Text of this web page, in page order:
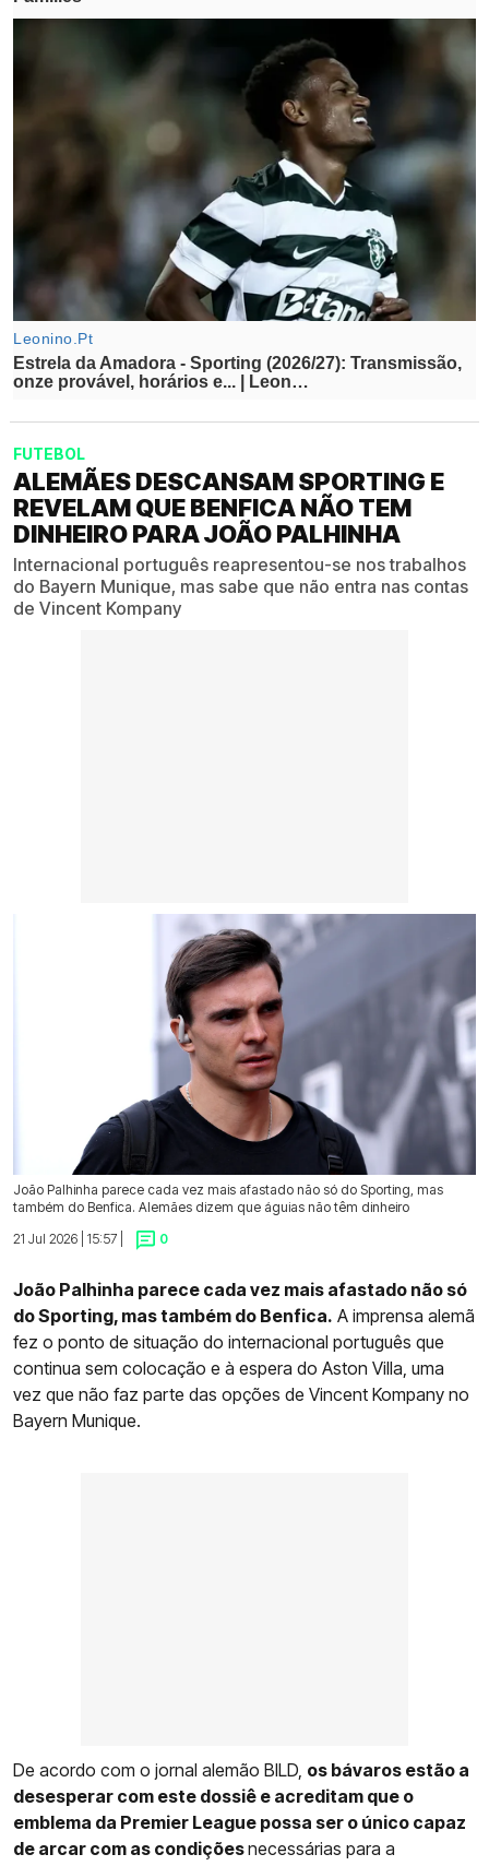
FUTEBOL
ALEMÃES DESCANSAM SPORTING E
REVELAM QUE BENFICA NÃO TEM
DINHEIRO PARA JOÃO PALHINHA
Internacional português reapresentou-se nos trabalhos
do Bayern Munique, mas sabe que não entra nas contas
de Vincent Kompany
João Palhinha parece cada vez mais afastado não só do Sporting, mas
também do Benfica. Alemães dizem que águias não têm dinheiro
21 Jul 2026 | 15:57 |
0
João Palhinha parece cada vez mais afastado não só
do Sporting, mas também do Benfica. A imprensa alemã
fez o ponto de situação do internacional português que
continua sem colocação e à espera do Aston Villa, uma
vez que não faz parte das opções de Vincent Kompany no
Bayern Munique.
De acordo com o jornal alemão BILD, os bávaros estão a
desesperar com este dossiê e acreditam que o
emblema da Premier League possa ser o único capaz
de arcar com as condiçõesnecessárias para a